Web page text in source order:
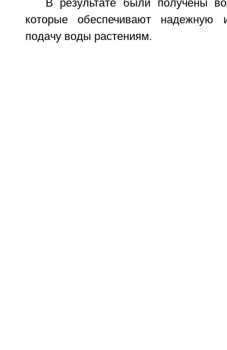
В результате были получены
которые обеспечивают надежную
подачу воды растениям.